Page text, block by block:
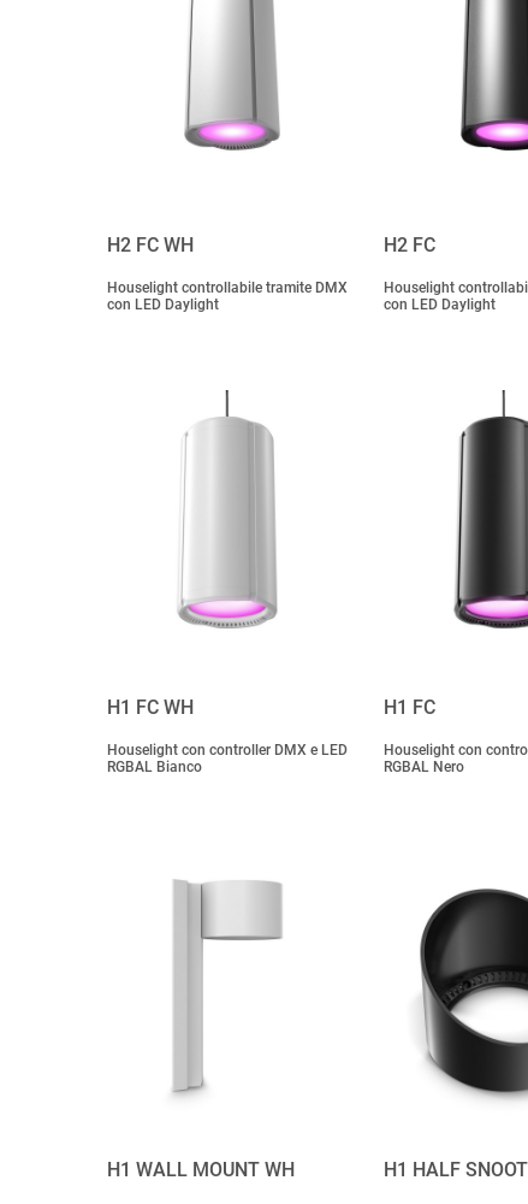
H2 FC WH
Houselight controllabile tramite DMX
con LED Daylight
H2 FC
Houselight
con LED Daylight
H1 FC WH
Houselight con controller DMX e LED
RGBAL Bianco
H1 FC
Houselight con
RGBAL Nero
H1 WALL MOUNT WH H1 HALF